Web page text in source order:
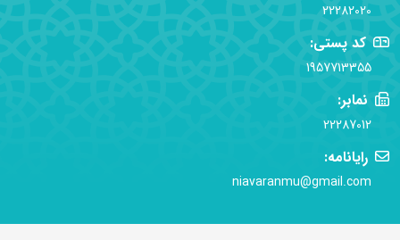
22282020
کد پستی:
1957713355
نمابر:
22287012
رایانامه:
niavaranmu@gmail.com